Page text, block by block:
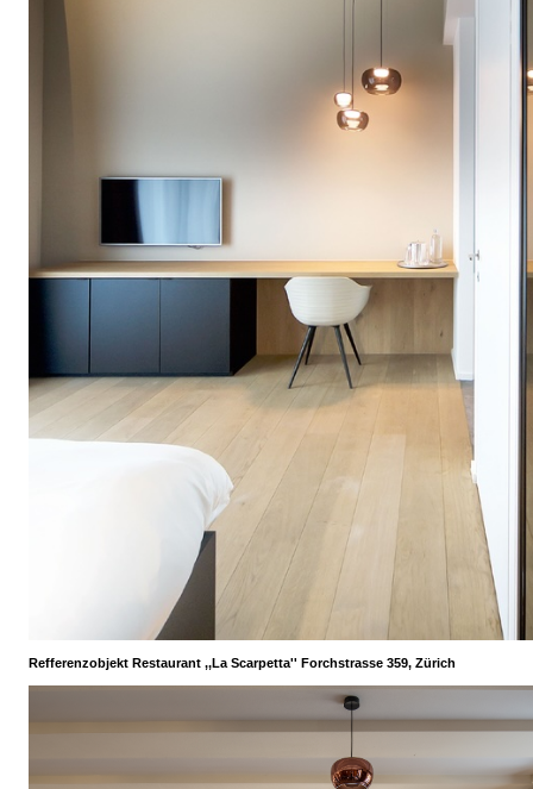
Refferenzobjekt Restaurant ,,La Scarpetta'' Forchstrasse 359, Zürich